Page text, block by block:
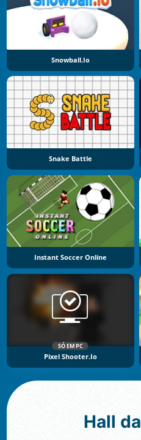
Snowball.io
Snake Battle
Instant Soccer Online
SÓ EM PC
Pixel Shooter.io
Hall da